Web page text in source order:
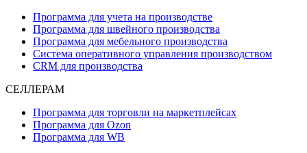
Программа для учета на производстве
Программа для швейного производства
Программа для мебельного производства
Система оперативного управления производством
CRM для производства
СЕЛЛЕРАМ
Программа для торговли на маркетплейсах
Программа для Ozon
Программа для WB